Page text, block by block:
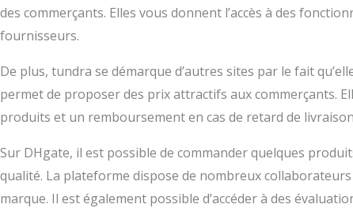
des commerçants. Elles vous donnent l’accès à des
fournisseurs.
De plus, tundra se démarque d’autres sites par le fait
permet de proposer des prix attractifs aux commerçants.
produits et un remboursement en cas de retard de
Sur DHgate, il est possible de commander quelques
qualité. La plateforme dispose de nombreux
marque. Il est également possible d’accéder à des